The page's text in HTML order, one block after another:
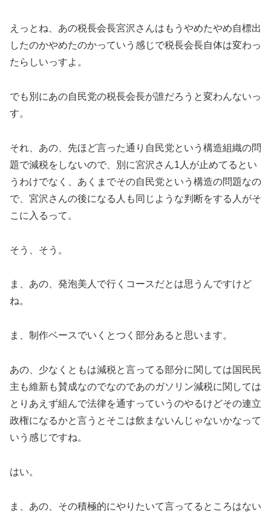
えっとね、あの税長会長宮沢さんはもうやめたやめ自標出
したのかやめたのかっていう感じで税長会長自体は変わっ
たらしいっすよ。
でも別にあの自民党の税長会長が誰だろうと変わんないっ
す。
それ、あの、先ほど言った通り自民党という構造組織の問
題で減税をしないので、別に宮沢さん1人が止めてるとい
うわけでなく、あくまでその自民党という構造の問題なの
で、宮沢さんの後になる人も同じような判断をする人がそ
こに入るって。
そう、そう。
ま、あの、発泡美人で行くコースだとは思うんですけど
ね。
ま、制作ベースでいくとつく部分あると思います。
あの、少なくともは減税と言ってる部分に関しては国民民
主も維新も賛成なのでなのであのガソリン減税に関しては
とりあえず組んで法律を通すっていうのやるけどその連立
政権になるかと言うとそこは飲まないんじゃないかなって
いう感じですね。
はい。
ま、あの、その積極的にやりたいて言ってるところはない